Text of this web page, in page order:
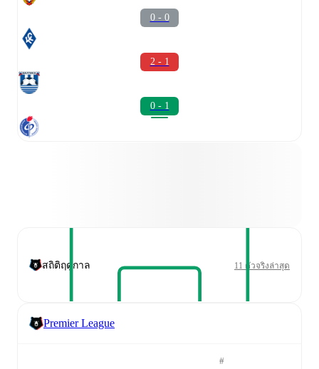
0 - 0
2 - 1
0 - 1
สถิติฤดูกาล 11 ตัวจริงล่าสุด
Premier League
#